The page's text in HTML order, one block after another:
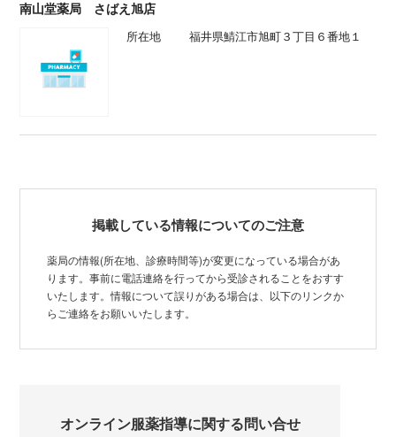
南山堂薬局 さばえ旭店
所在地 福井県鯖江市旭町３丁目６番地１
掲載している情報についてのご注意
薬局の情報(所在地、診療時間等)が変更になっている場合があ
ります。事前に電話連絡を行ってから受診されることをおすす
いたします。情報について誤りがある場合は、以下のリンクか
らご連絡をお願いいたします。
オンライン服薬指導に関する問い合せ